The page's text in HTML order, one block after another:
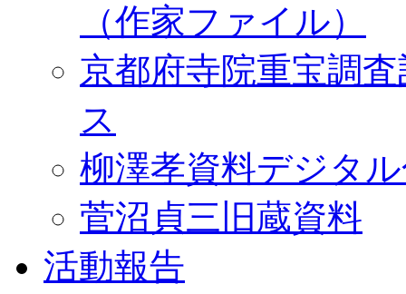
（作家ファイル）
京都府寺院重宝調
ス
柳澤孝資料デジタ
菅沼貞三旧蔵資料
活動報告